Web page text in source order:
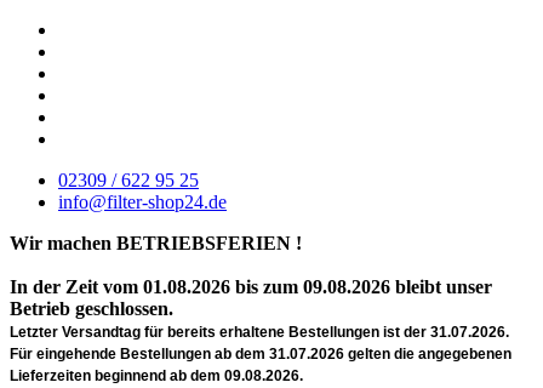
02309 / 622 95 25
info@filter-shop24.de
Wir machen BETRIEBSFERIEN !
In der Zeit vom 01.08.2026 bis zum 09.08.2026 bleibt unser
Betrieb geschlossen.
Letzter Versandtag für bereits erhaltene Bestellungen ist der 31.07.2026.
Für eingehende Bestellungen ab dem 31.07.2026 gelten die angegebenen
Lieferzeiten beginnend ab dem 09.08.2026.